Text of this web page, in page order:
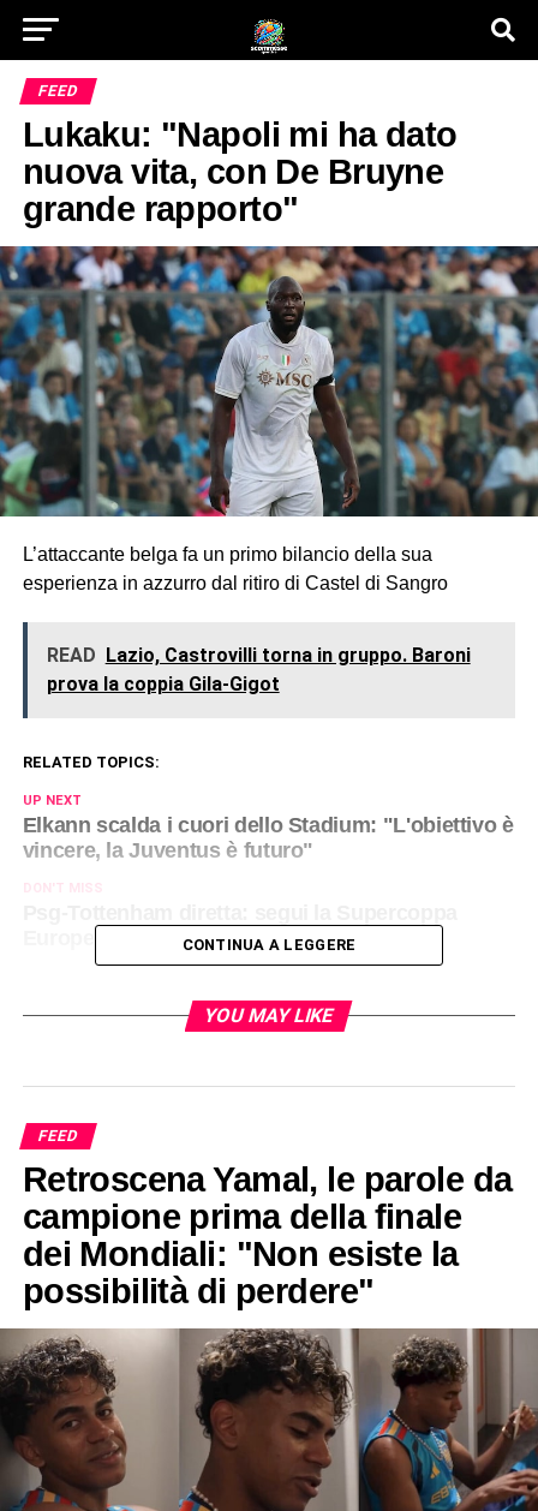
FEED
Lukaku: "Napoli mi ha dato
nuova vita, con De Bruyne
grande rapporto"
L’attaccante belga fa un primo bilancio della sua
esperienza in azzurro dal ritiro di Castel di Sangro
READ Lazio, Castrovilli torna in gruppo. Baroni
prova la coppia Gila-Gigot
RELATED TOPICS:
UP NEXT
Elkann scalda i cuori dello Stadium: "L'obiettivo è
vincere, la Juventus è futuro"
DON'T MISS
CONTINUA A LEGGERE
YOU MAY LIKE
FEED
Retroscena Yamal, le parole da
campione prima della finale
dei Mondiali: "Non esiste la
possibilità di perdere"